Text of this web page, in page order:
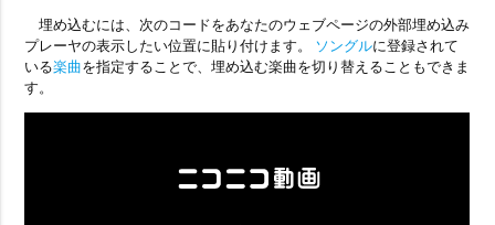
埋め込むには、次のコードをあなたのウェブページの外部埋め込み
プレーヤの表示したい位置に貼り付けます。 ソングルに登録されて
いる楽曲を指定することで、埋め込む楽曲を切り替えることもできま
す。